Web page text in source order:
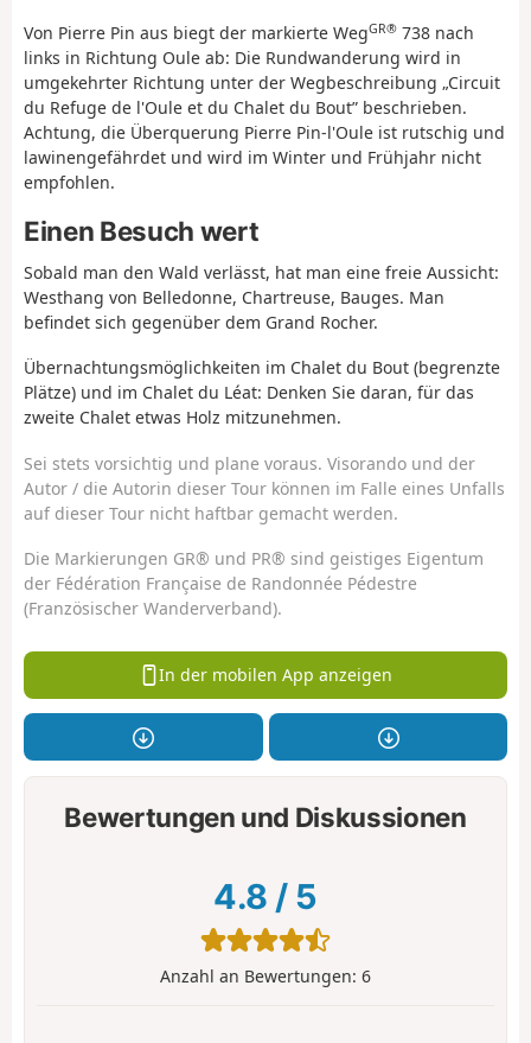
Von Pierre Pin aus biegt der markierte WegGR® 738 nach
links in Richtung Oule ab: Die Rundwanderung wird in
umgekehrter Richtung unter der Wegbeschreibung „Circuit
du Refuge de l'Oule et du Chalet du Bout” beschrieben.
Achtung, die Überquerung Pierre Pin-l'Oule ist rutschig und
lawinengefährdet und wird im Winter und Frühjahr nicht
empfohlen.
Einen Besuch wert
Sobald man den Wald verlässt, hat man eine freie Aussicht:
Westhang von Belledonne, Chartreuse, Bauges. Man
befindet sich gegenüber dem Grand Rocher.
Übernachtungsmöglichkeiten im Chalet du Bout (begrenzte
Plätze) und im Chalet du Léat: Denken Sie daran, für das
zweite Chalet etwas Holz mitzunehmen.
Sei stets vorsichtig und plane voraus. Visorando und der
Autor / die Autorin dieser Tour können im Falle eines Unfalls
auf dieser Tour nicht haftbar gemacht werden.
Die Markierungen GR® und PR® sind geistiges Eigentum
der Fédération Française de Randonnée Pédestre
(Französischer Wanderverband).
In der mobilen App anzeigen
Bewertungen und Diskussionen
4.8 / 5
Anzahl an Bewertungen: 6